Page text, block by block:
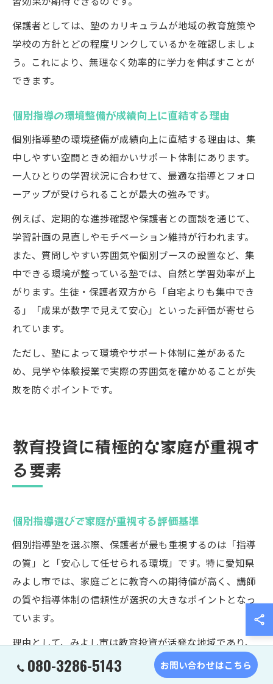
保護者としては、塾のカリキュラムが地域の教育施策や
学校の方針とどの程度リンクしているかを確認しましょ
う。これにより、無理なく効率的に学力を伸ばすことが
できます。
個別指導の環境整備が成績向上に直結する理由
個別指導塾の環境整備が成績向上に直結する理由は、集
中しやすい空間ときめ細かいサポート体制にあります。
一人ひとりの学習状況に合わせて、最適な指導とフォロ
ーアップが受けられることが最大の強みです。
例えば、定期的な進捗確認や保護者との面談を通じて、
学習計画の見直しやモチベーション維持が行われます。
また、質問しやすい雰囲気や個別ブースの設置など、集
中できる環境が整っている塾では、自然と学習効率が上
がります。生徒・保護者双方から「自宅よりも集中でき
る」「成果が数字で見えて安心」といった評価が寄せら
れています。
ただし、塾によって環境やサポート体制に差があるた
め、見学や体験授業で実際の雰囲気を確かめることが失
敗を防ぐポイントです。
教育投資に積極的な家庭が重視す
る要素
個別指導選びで家庭が重視する評価基準
個別指導塾を選ぶ際、保護者が最も重視するのは「指導
の質」と「安心して任せられる環境」です。特に愛知県
みよし市では、家庭ごとに教育への期待値が高く、講師
の質や指導体制の信頼性が選択の大きなポイントとなっ
ています。
理由として、みよし市は教育投資が活発な地域であり、
各家庭が塾選びに慎重になる傾向が強いからです。例え
ば、定期的な保護者面談や進捗報告がしっかり行われて
080-3286-5143 お問い合わせはこちら